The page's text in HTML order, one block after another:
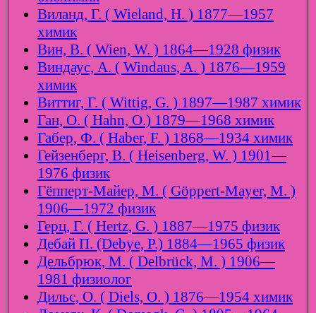
Виланд, Г. ( Wieland, H. ) 1877—1957
химик
Вин, В. ( Wien, W. ) 1864—1928 физик
Виндаус, А. ( Windaus, A. ) 1876—1959
химик
Виттиг, Г. ( Wittig, G. ) 1897—1987 химик
Ган, О. ( Hahn, O.) 1879—1968 химик
Габер, Ф. ( Haber, F. ) 1868—1934 химик
Гейзенберг, В. ( Heisenberg, W. ) 1901—
1976 физик
Гёпперт-Майер, М. ( Göppert-Mayer, M. )
1906—1972 физик
Герц, Г. ( Hertz, G. ) 1887—1975 физик
Дебай П. (Debye, P.) 1884—1965 физик
Дельбрюк, М. ( Delbrück, M. ) 1906—
1981 физиолог
Дильс, О. ( Diels, O. ) 1876—1954 химик